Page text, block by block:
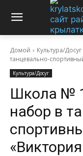
Домой Культура/Досуг
танцевально-
Культура/Досуг
Школа №
набор в